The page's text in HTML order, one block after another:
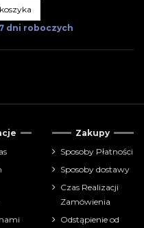
dni roboczych
Zakupy
Sposoby Płatności
Sposoby dostawy
Czas Realizacji
Zamówienia
Odstąpienie od